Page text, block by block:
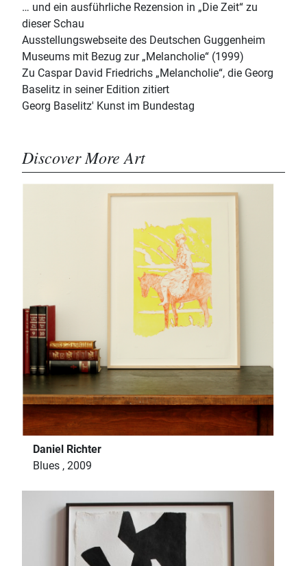
… und ein ausführliche Rezension in „Die Zeit“ zu
dieser Schau
Ausstellungswebseite des Deutschen Guggenheim
Museums mit Bezug zur „Melancholie“ (1999)
Zu Caspar David Friedrichs „Melancholie“, die Georg
Baselitz in seiner Edition zitiert
Georg Baselitz' Kunst im Bundestag
Discover More Art
Daniel Richter
Blues , 2009